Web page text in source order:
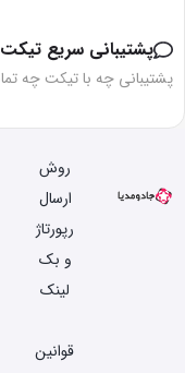
پشتیبانی سریع تیکت
پشتیبانی چه با تیکت چه
روش
ارسال
رپورتاژ
و بک
لینک
قوانین